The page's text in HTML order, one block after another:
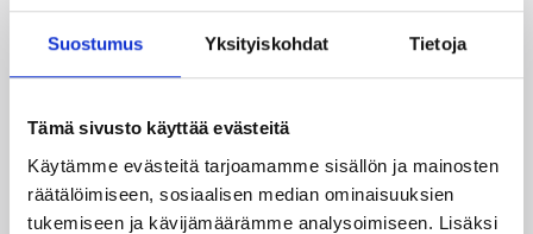
Suostumus Yksityiskohdat Tietoja
Tämä sivusto käyttää evästeitä
Käytämme evästeitä tarjoamamme sisällön ja mainosten
räätälöimiseen, sosiaalisen median ominaisuuksien
tukemiseen ja kävijämäärämme analysoimiseen. Lisäksi
Jokaisen lohkon 1. ja 2. sijoittuneet joukkueet pelaavat
A-tyttöjen SM-sarjassa tulevalla kaudella. Jokaisen
lohkon 3. ja 4. sijoittuneet joukkueet pelaavat A-
tyttöjen valtakunnallisessa I divisioonassa pelikaudella.
alueellisissa sarjoissa.
LISÄTIETOA: